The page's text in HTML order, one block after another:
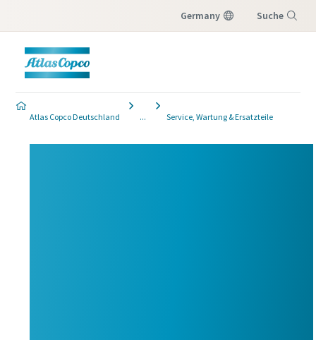
Germany Suche
Atlas Copco Deutschland Service, Wartung & Ersatzteile